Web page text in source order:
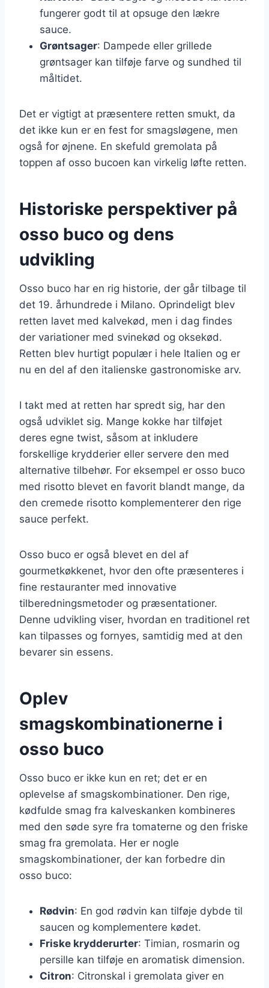
fungerer godt til at opsuge den lækre
sauce.
Grøntsager: Dampede eller grillede
grøntsager kan tilføje farve og sundhed til
måltidet.
Det er vigtigt at præsentere retten smukt, da
det ikke kun er en fest for smagsløgene, men
også for øjnene. En skefuld gremolata på
toppen af osso bucoen kan virkelig løfte retten.
Historiske perspektiver på
osso buco og dens
udvikling
Osso buco har en rig historie, der går tilbage til
det 19. århundrede i Milano. Oprindeligt blev
retten lavet med kalvekød, men i dag findes
der variationer med svinekød og oksekød.
Retten blev hurtigt populær i hele Italien og er
nu en del af den italienske gastronomiske arv.
I takt med at retten har spredt sig, har den
også udviklet sig. Mange kokke har tilføjet
deres egne twist, såsom at inkludere
forskellige krydderier eller servere den med
alternative tilbehør. For eksempel er osso buco
med risotto blevet en favorit blandt mange, da
den cremede risotto komplementerer den rige
sauce perfekt.
Osso buco er også blevet en del af
gourmetkøkkenet, hvor den ofte præsenteres i
fine restauranter med innovative
tilberedningsmetoder og præsentationer.
Denne udvikling viser, hvordan en traditionel ret
kan tilpasses og fornyes, samtidig med at den
bevarer sin essens.
Oplev
smagskombinationerne i
osso buco
Osso buco er ikke kun en ret; det er en
oplevelse af smagskombinationer. Den rige,
kødfulde smag fra kalveskanken kombineres
med den søde syre fra tomaterne og den friske
smag fra gremolata. Her er nogle
smagskombinationer, der kan forbedre din
osso buco:
Rødvin: En god rødvin kan tilføje dybde til
saucen og komplementere kødet.
Friske krydderurter: Timian, rosmarin og
persille kan tilføje en aromatisk dimension.
Citron: Citronskal i gremolata giver en